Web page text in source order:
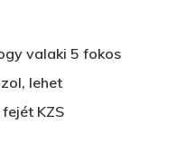
valaki 5 fokos
lehet
KZS
Egy Világbajnokságot,
T:+216 (0)40 3629
E: